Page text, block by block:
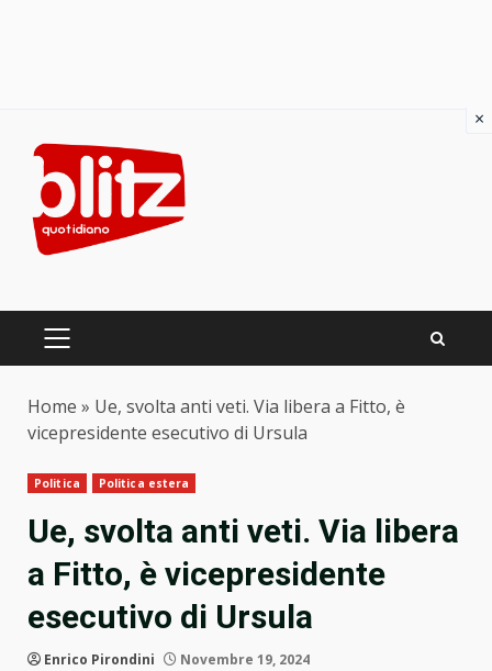
content
PRIMARY
Home » Ue, svolta anti veti. Via libera a Fitto, è
vicepresidente esecutivo di Ursula
Politica Politica estera
Ue, svolta anti veti. Via libera
a Fitto, è vicepresidente
esecutivo di Ursula
Enrico Pirondini Novembre 19, 2024
×